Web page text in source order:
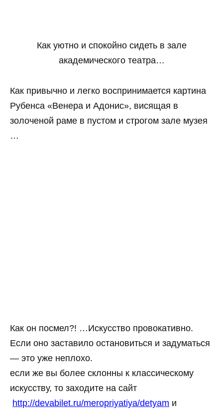
Как уютно и спокойно сидеть в зале
академического театра…
Как привычно и легко воспринимается картина
Рубенса «Венера и Адонис», висящая в
золоченой раме в пустом и строгом зале музея
…
Как он посмел?! …Искусство провокативно.
Если оно заставило остановиться и задуматься
— это уже неплохо.
если же вы более склонны к классическому
искусству, то заходите на сайт
http://devabilet.ru/meropriyatiya/detyam и